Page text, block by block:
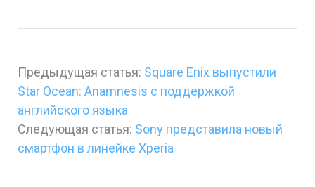
Предыдущая статья: Square Enix выпустили
Star Ocean: Anamnesis с поддержкой
английского языка
Следующая статья: Sony представила новый
смартфон в линейке Xperia